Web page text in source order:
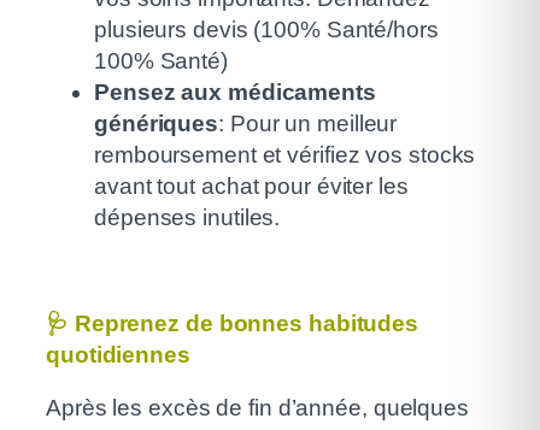
plusieurs devis (100% Santé/hors
100% Santé)
Pensez aux médicaments
génériques: Pour un meilleur
remboursement et vérifiez vos stocks
avant tout achat pour éviter les
dépenses inutiles.
🩺 Reprenez de bonnes habitudes
quotidiennes
Après les excès de fin d’année, quelques